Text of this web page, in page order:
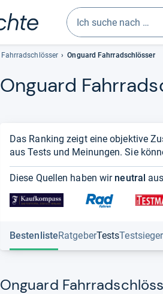
Geben
Sie
drei
Zeichen
erscheinen
automatisch
lassen
auswählen.
Fahrradschlösser Onguard Fahrradschlösser
Onguard
Das Ranking zeigt eine objektive
aus Tests und Meinungen. Sie
Diese Quellen haben wir neutral
BestenlisteRatgeberTestsTestsieger
Onguard